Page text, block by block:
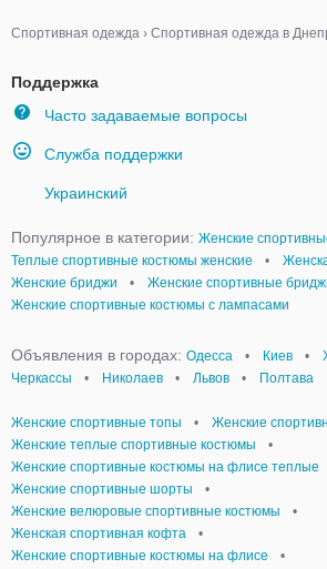
Спортивная одежда › Спортивная одежда в
Поддержка
Часто задаваемые вопросы
Служба поддержки
Украинский
Популярное в категории: Женские
Теплые спортивные костюмы женские
•
Женские бриджи
• Женские спортивные
Женские спортивные костюмы с лампасами
Объявления в городах: Одесса • Киев •
Черкассы
• Николаев • Львов • Полтава
Женские спортивные топы • Женские
Женские теплые спортивные костюмы
•
Женские спортивные костюмы на флисе теплые
Женские спортивные шорты
•
Женские велюровые спортивные костюмы
•
Женская спортивная кофта
•
Женские спортивные костюмы на флисе
•